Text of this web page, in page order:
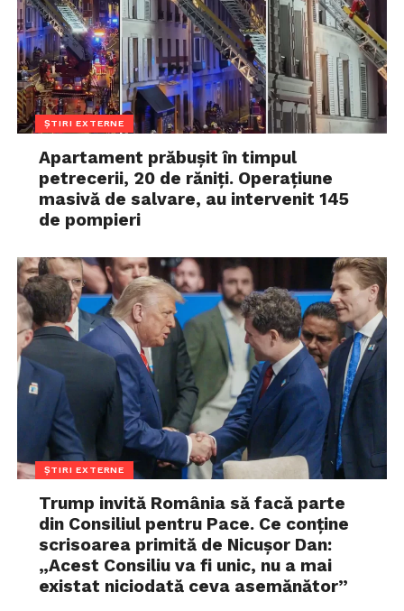
ȘTIRI EXTERNE
Apartament prăbușit în timpul
petrecerii, 20 de răniți. Operațiune
masivă de salvare, au intervenit 145
de pompieri
ȘTIRI EXTERNE
Trump invită România să facă parte
din Consiliul pentru Pace. Ce conține
scrisoarea primită de Nicușor Dan:
„Acest Consiliu va fi unic, nu a mai
existat niciodată ceva asemănător”